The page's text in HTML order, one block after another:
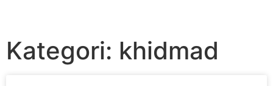
Kategori: khidmad